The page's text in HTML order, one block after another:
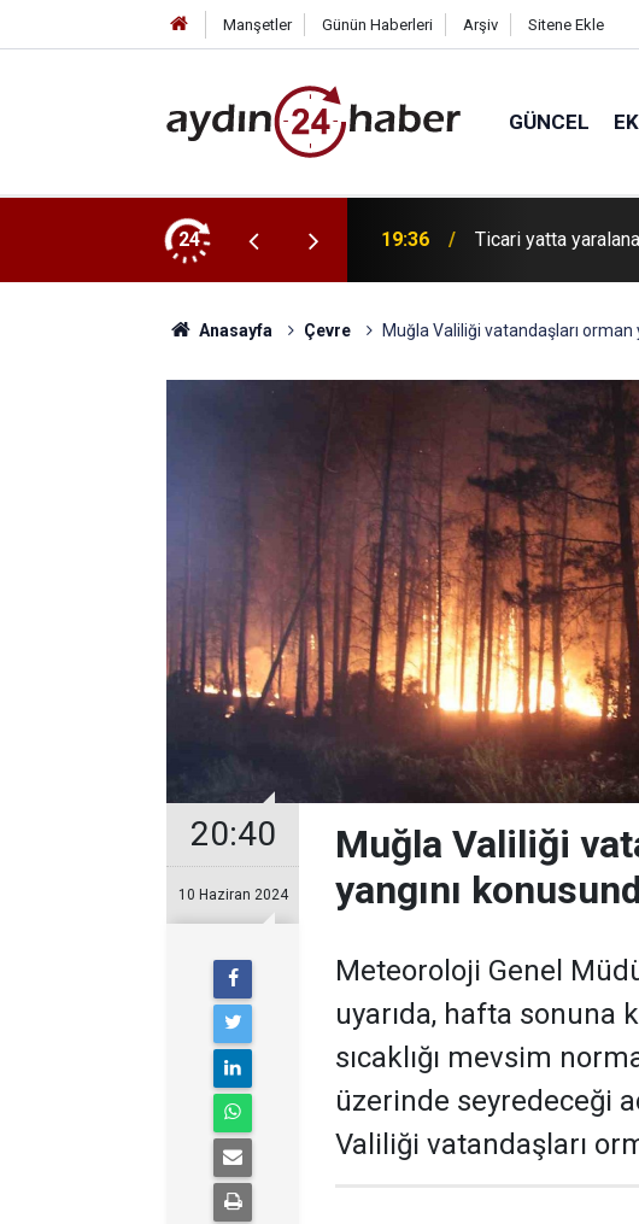
Manşetler Günün Haberleri Arşiv Sitene Ekle
GÜNCEL
24 19:36 Ticari yatta
Anasayfa Çevre Muğla Valiliği vatandaşları orman
20:40
10 Haziran 2024
Muğla Valiliği
yangını
Meteoroloji Genel
uyarıda, hafta sonuna
sıcaklığı mevsim
üzerinde seyredeceği
Valiliği vatandaşları